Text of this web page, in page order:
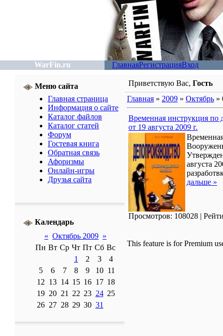
WarFin.ru ГлавнаяРегистрацияВход
Меню сайта
Главная страница
Информация о сайте
Каталог файлов
Каталог статей
Форум
Гостевая книга
Обратная связь
Афоризмы
Онлайн-игры
Друзья сайта
Календарь
« Октябрь 2009 »
Пн Вт Ср Чт Пт Сб Вс
1
2 3
4
5
6 7 8 9 10 11
12 13 14 15 16 17 18
19 20 21 22 23 24 25
26 27 28 29 30 31
Приветствую Вас, Гость
Главная » 2009 » Октябрь »
Временная инструкция
от 19 августа 2009 г.
августа
дальше »
Просмотров: 108028 |
This feature is for Premium